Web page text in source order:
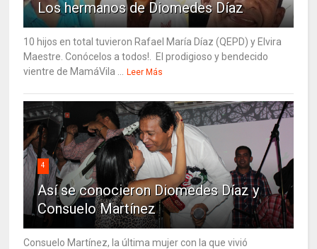
Los hermanos de Diomedes Díaz
10 hijos en total tuvieron Rafael María Díaz (QEPD) y Elvira
Maestre. Conócelos a todos!. El prodigioso y bendecido
vientre de MamáVila ...
Leer Más
4
Así se conocieron Diomedes Díaz y
Consuelo Martínez
Consuelo Martínez, la última mujer con la que vivió